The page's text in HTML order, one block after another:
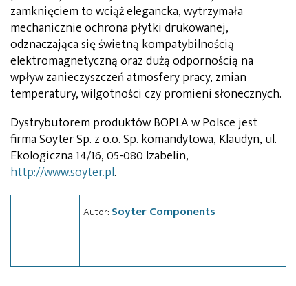
zamknięciem to wciąż elegancka, wytrzymała
mechanicznie ochrona płytki drukowanej,
odznaczająca się świetną kompatybilnością
elektromagnetyczną oraz dużą odpornością na
wpływ zanieczyszczeń atmosfery pracy, zmian
temperatury, wilgotności czy promieni słonecznych.
Dystrybutorem produktów BOPLA w Polsce jest
firma Soyter Sp. z o.o. Sp. komandytowa, Klaudyn, ul.
Ekologiczna 14/16, 05-080 Izabelin,
http://www.soyter.pl.
Autor: Soyter Components